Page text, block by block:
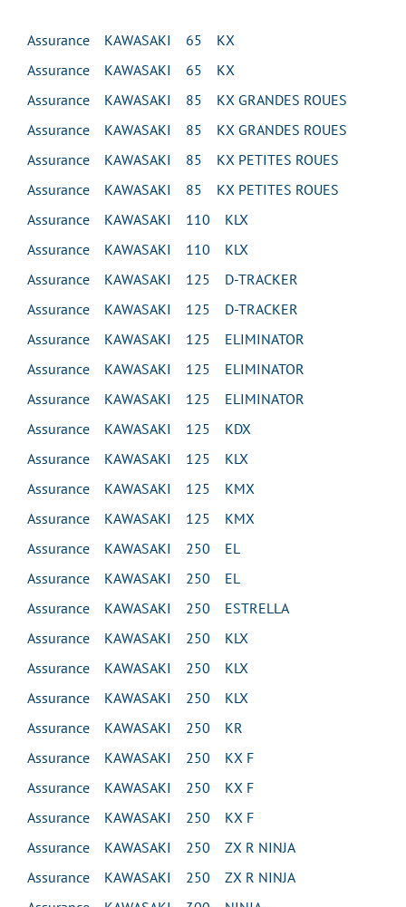
Assurance KAWASAKI 65 KX
Assurance KAWASAKI 65 KX
Assurance KAWASAKI 85 KX GRANDES ROUES
Assurance KAWASAKI 85 KX GRANDES ROUES
Assurance KAWASAKI 85 KX PETITES ROUES
Assurance KAWASAKI 85 KX PETITES ROUES
Assurance KAWASAKI 110 KLX
Assurance KAWASAKI 110 KLX
Assurance KAWASAKI 125 D-TRACKER
Assurance KAWASAKI 125 D-TRACKER
Assurance KAWASAKI 125 ELIMINATOR
Assurance KAWASAKI 125 ELIMINATOR
Assurance KAWASAKI 125 ELIMINATOR
Assurance KAWASAKI 125 KDX
Assurance KAWASAKI 125 KLX
Assurance KAWASAKI 125 KMX
Assurance KAWASAKI 125 KMX
Assurance KAWASAKI 250 EL
Assurance KAWASAKI 250 EL
Assurance KAWASAKI 250 ESTRELLA
Assurance KAWASAKI 250 KLX
Assurance KAWASAKI 250 KLX
Assurance KAWASAKI 250 KLX
Assurance KAWASAKI 250 KR
Assurance KAWASAKI 250 KX F
Assurance KAWASAKI 250 KX F
Assurance KAWASAKI 250 KX F
Assurance KAWASAKI 250 ZX R NINJA
Assurance KAWASAKI 250 ZX R NINJA